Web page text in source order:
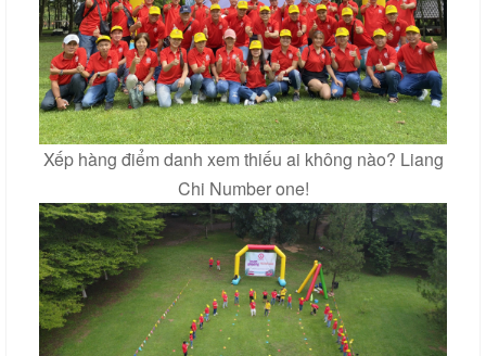
Xếp hàng điểm danh xem thiếu ai không nào? Liang
Chi Number one!